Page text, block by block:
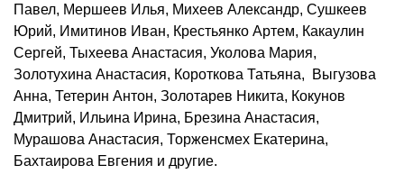
Павел, Мершеев Илья, Михеев Александр, Сушкеев
Юрий, Имитинов Иван, Крестьянко Артем, Какаулин
Сергей, Тыхеева Анастасия, Уколова Мария,
Золотухина Анастасия, Короткова Татьяна, Выгузова
Анна, Тетерин Антон, Золотарев Никита, Кокунов
Дмитрий, Ильина Ирина, Брезина Анастасия,
Мурашова Анастасия, Торженсмех Екатерина,
Бахтаирова Евгения и другие.